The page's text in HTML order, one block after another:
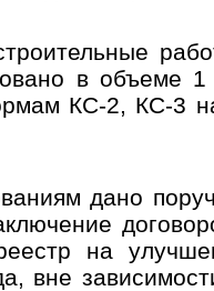
в объеме
КС-2, КС-3
дано
на
вне